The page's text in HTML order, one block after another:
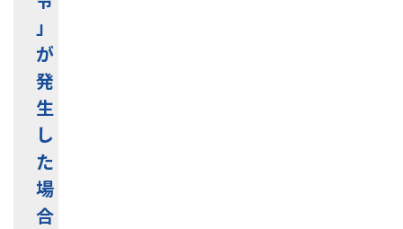
」
が
発
生
し
た
場
合